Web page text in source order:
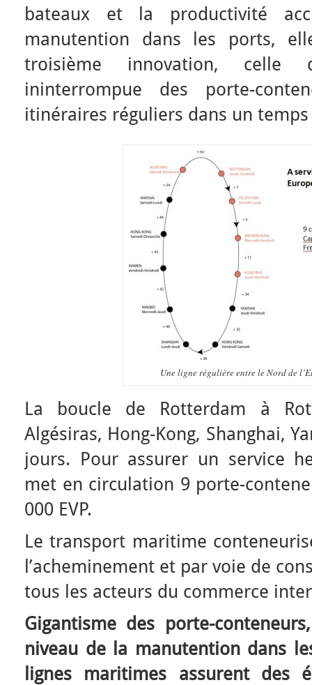
bateaux et la productivité
manutention dans les ports,
troisième innovation, celle
ininterrompue des porte-
itinéraires réguliers dans un
Une ligne régulière entre le Nord de
La boucle de Rotterdam à
Algésiras, Hong-Kong, Shanghai,
jours. Pour assurer un service
met en circulation 9 porte-
000 EVP.
Le transport maritime
l’acheminement et par voie de
tous les acteurs du commerce
Gigantisme des porte-
niveau de la manutention dans
lignes maritimes assurent des